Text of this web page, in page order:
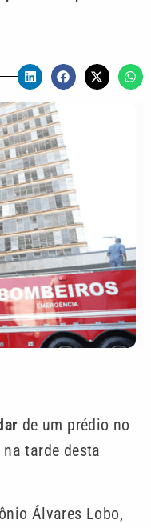
de um prédio no
na tarde desta
Álvares Lobo,